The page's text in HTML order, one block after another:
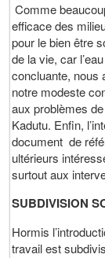
Comme
efficace des
pour le bien être
de la vie, car
concluante, nous
notre modeste
aux problèmes
Kadutu. Enfin,
document de
ultérieurs
surtout aux
SUBDIVISION
Hormis
travail est